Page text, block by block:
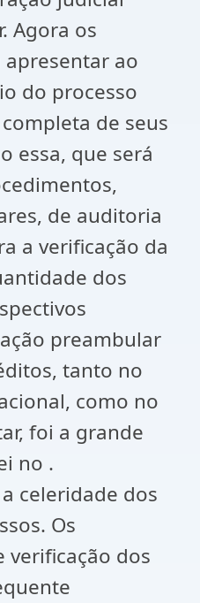
Agora os
ao
do processo
de seus
essa, que será
de auditoria
a verificação da
dos
preambular
tanto no
como no
foi a grande
no .
celeridade dos
Os
verificação dos